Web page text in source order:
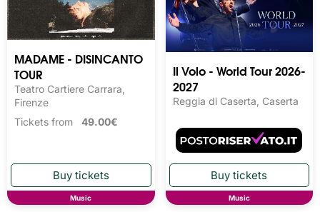
MADAME - DISINCANTO
TOUR
Teatro Cartiere Carrara,
Firenze
Tickets from 49.00€
Music
Il Volo - World Tour 2026-
2027
Reggia di Caserta, Caserta
Music